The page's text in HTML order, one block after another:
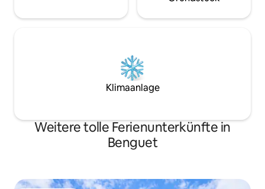
Klimaanlage
Weitere tolle Ferienunterkünfte in
Benguet